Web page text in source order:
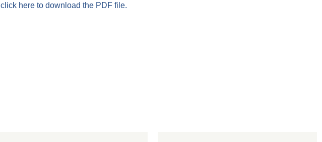
click here to download the PDF file.